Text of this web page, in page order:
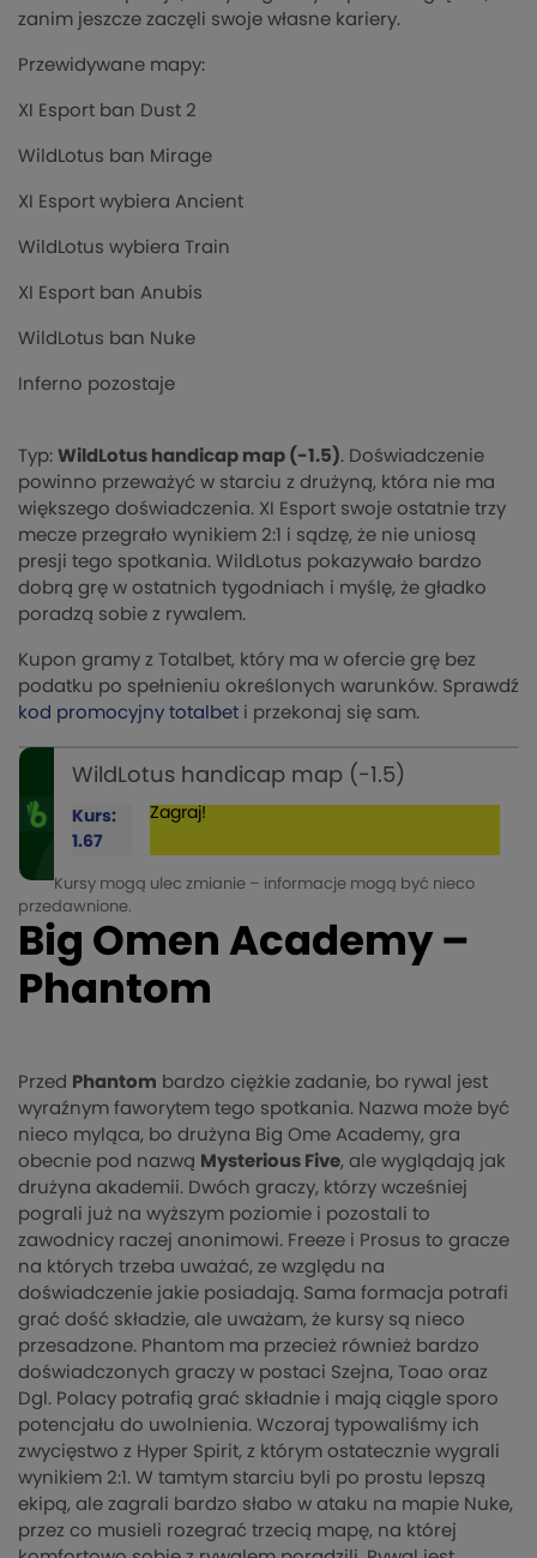
zanim jeszcze zaczęli swoje własne kariery.
Przewidywane mapy:
XI Esport ban Dust 2
WildLotus ban Mirage
XI Esport wybiera Ancient
WildLotus wybiera Train
XI Esport ban Anubis
WildLotus ban Nuke
Inferno pozostaje
Typ: WildLotus handicap map (-1.5). Doświadczenie
powinno przeważyć w starciu z drużyną, która nie ma
większego doświadczenia. XI Esport swoje ostatnie trzy
mecze przegrało wynikiem 2:1 i sądzę, że nie uniosą
presji tego spotkania. WildLotus pokazywało bardzo
dobrą grę w ostatnich tygodniach i myślę, że gładko
poradzą sobie z rywalem.
Kupon gramy z Totalbet, który ma w ofercie grę bez
podatku po spełnieniu określonych warunków. Sprawdź
kod promocyjny totalbet i przekonaj się sam.
WildLotus handicap map (-1.5)
Kurs:
1.67
Zagraj!
Kursy mogą ulec zmianie – informacje mogą być nieco
przedawnione.
Big Omen Academy –
Phantom
Przed Phantom bardzo ciężkie zadanie, bo rywal jest
wyraźnym faworytem tego spotkania. Nazwa może być
nieco myląca, bo drużyna Big Ome Academy, gra
obecnie pod nazwą Mysterious Five, ale wyglądają jak
drużyna akademii. Dwóch graczy, którzy wcześniej
pograli już na wyższym poziomie i pozostali to
zawodnicy raczej anonimowi. Freeze i Prosus to gracze
na których trzeba uważać, ze względu na
doświadczenie jakie posiadają. Sama formacja potrafi
grać dość składzie, ale uważam, że kursy są nieco
przesadzone. Phantom ma przecież również bardzo
doświadczonych graczy w postaci Szejna, Toao oraz
Dgl. Polacy potrafią grać składnie i mają ciągle sporo
potencjału do uwolnienia. Wczoraj typowaliśmy ich
zwycięstwo z Hyper Spirit, z którym ostatecznie wygrali
wynikiem 2:1. W tamtym starciu byli po prostu lepszą
ekipą, ale zagrali bardzo słabo w ataku na mapie Nuke,
przez co musieli rozegrać trzecią mapę, na której